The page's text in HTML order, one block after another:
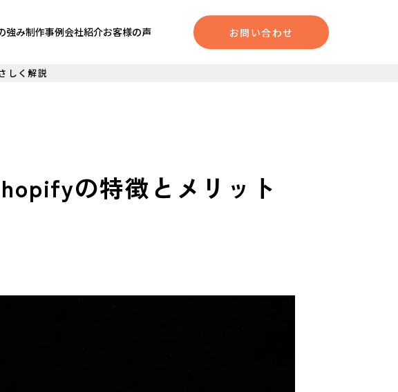
お問い合わせ
強み制作事例会社紹介お客様の声
しく解説
の特徴とメリット